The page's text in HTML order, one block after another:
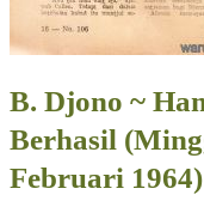
B. Djono ~
Berhasil
Februari 1964)